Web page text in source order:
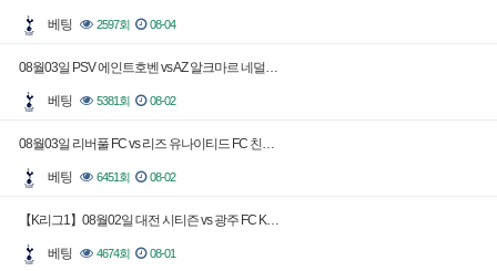
베팅 2597회 08-04
08월03일 PSV 에인트호벤 vs AZ 알크마르 네덜…
베팅 5381회 08-02
08월03일 리버풀 FC vs 리즈 유나이티드 FC 친…
베팅 6451회 08-02
【K리그1】08월02일 대전 시티즌 vs 광주 FC K…
베팅 4674회 08-01